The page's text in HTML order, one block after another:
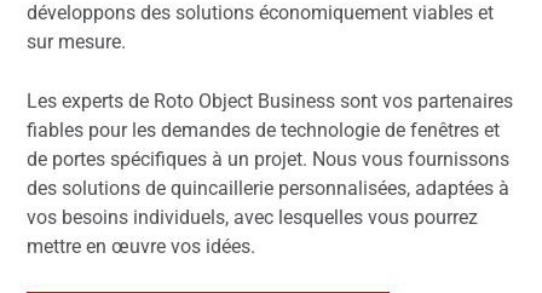
développons des solutions économiquement viables et
sur mesure.
Les experts de Roto Object Business sont vos partenaires
fiables pour les demandes de technologie de fenêtres et
de portes spécifiques à un projet. Nous vous fournissons
des solutions de quincaillerie personnalisées, adaptées à
vos besoins individuels, avec lesquelles vous pourrez
mettre en œuvre vos idées.